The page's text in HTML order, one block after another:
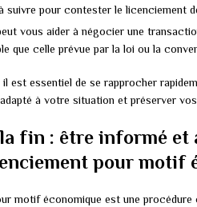
suivre pour contester le licenciement
vous aider à négocier une
que celle prévue par la loi ou la
est essentiel de se rapprocher
à votre situation et préserver
fin : être informé et
pour motif
motif économique est une